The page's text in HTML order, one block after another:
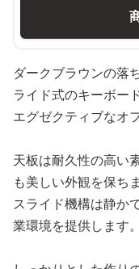
ダークブラウンの落
ライド式のキーボー
エグゼクティブなオ
天板は耐久性の高い
も美しい外観を保ちま
スライド機構は静か
業環境を提供します。